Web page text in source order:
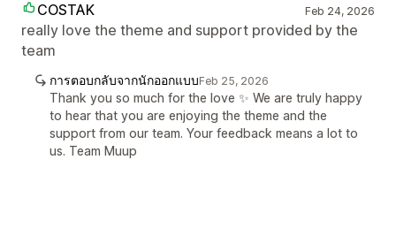
COSTAK Feb 24, 2026
really love the theme and support provided by the
team
การตอบกลับจากนักออกแบบFeb 25, 2026
Thank you so much for the love ✨ We are truly happy
to hear that you are enjoying the theme and the
support from our team. Your feedback means a lot to
us. Team Muup